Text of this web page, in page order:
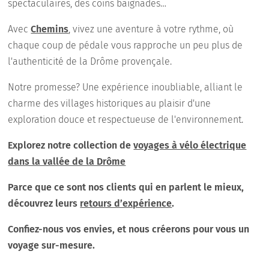
spectaculaires, des coins baignades…
AvecChemins, vivez une aventure à votre rythme, où
chaque coup de pédale vous rapproche un peu plus de
l'authenticité de la Drôme provençale.
Notre promesse? Une expérience inoubliable, alliant le
charme des villages historiques au plaisir d'une
exploration douce et respectueuse de l'environnement.
Explorez notre collection devoyages à vélo électrique
dans la vallée de la Drôme
Parce que ce sont nos clients qui en parlent le mieux,
découvrez leurs retours d’expérience.
Confiez-nous vos envies, et nous créerons pour vous un
voyage sur-mesure.